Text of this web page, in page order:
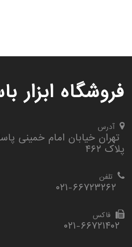
فروشگاه ابزار
آدرس
تهران خیابان امام خمینی
پلاک ۴۶۲
تلفن
فاکس
۰۲۱-۶۶۷۲۱۴۰۲